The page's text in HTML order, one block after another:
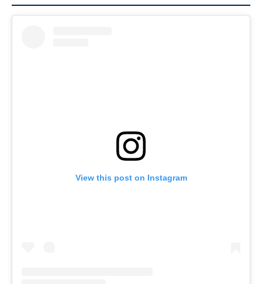
View this post on Instagram